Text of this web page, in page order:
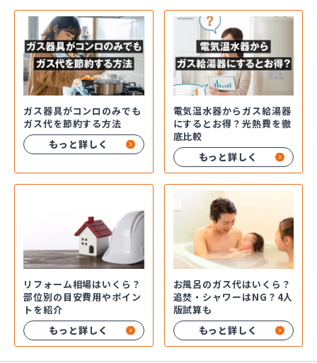
ガス器具がコンロのみでも
ガス代を節約する方法
もっと詳しく
電気温水器からガス給湯器
にするとお得？光熱費を徹
底比較
もっと詳しく
リフォーム相場はいくら？
部位別の目安費用やポイン
トを紹介
もっと詳しく
お風呂のガス代はいくら？
追焚・シャワーはNG？4人
版試算も
もっと詳しく